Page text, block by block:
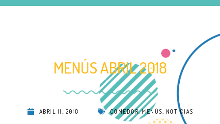
MENÚS ABRIL 2018
ABRIL 11, 2018 COMEDOR,MENÚS NOTICIAS